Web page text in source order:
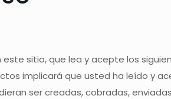
sitio, que lea y acepte los
implicará que usted ha leído y
ser creadas, cobradas,